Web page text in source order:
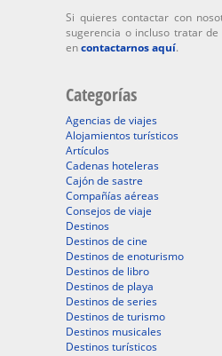
Si quieres contactar con
sugerencia o incluso tratar
encontactarnos aquí.
Categorías
Agencias de viajes
Alojamientos turísticos
Artículos
Cadenas hoteleras
Cajón de sastre
Compañías aéreas
Consejos de viaje
Destinos
Destinos de cine
Destinos de enoturismo
Destinos de libro
Destinos de playa
Destinos de series
Destinos de turismo
Destinos musicales
Destinos turísticos